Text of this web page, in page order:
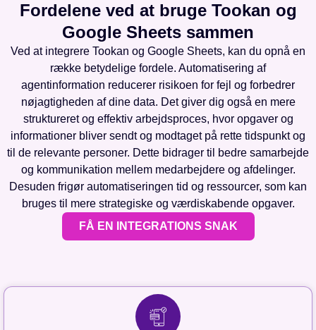
Fordelene ved at bruge Tookan og
Google Sheets sammen
Ved at integrere Tookan og Google Sheets, kan du opnå en
række betydelige fordele. Automatisering af
agentinformation reducerer risikoen for fejl og forbedrer
nøjagtigheden af dine data. Det giver dig også en mere
struktureret og effektiv arbejdsproces, hvor opgaver og
informationer bliver sendt og modtaget på rette tidspunkt og
til de relevante personer. Dette bidrager til bedre samarbejde
og kommunikation mellem medarbejdere og afdelinger.
Desuden frigør automatiseringen tid og ressourcer, som kan
bruges til mere strategiske og værdiskabende opgaver.
FÅ EN INTEGRATIONS SNAK